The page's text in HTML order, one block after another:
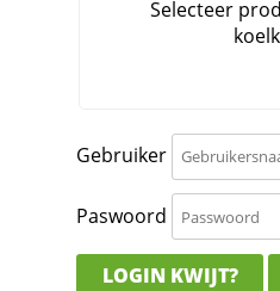
Gebruiker
Paswoord
LOGIN KWIJT?